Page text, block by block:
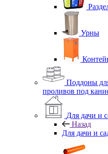
Урны
Поддоны
проливов под
Для дачи и
Назад
Для дачи и